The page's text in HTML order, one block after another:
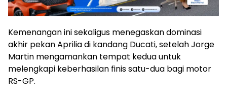
Kemenangan ini sekaligus menegaskan dominasi
akhir pekan Aprilia di kandang Ducati, setelah Jorge
Martin mengamankan tempat kedua untuk
melengkapi keberhasilan finis satu-dua bagi motor
RS-GP.